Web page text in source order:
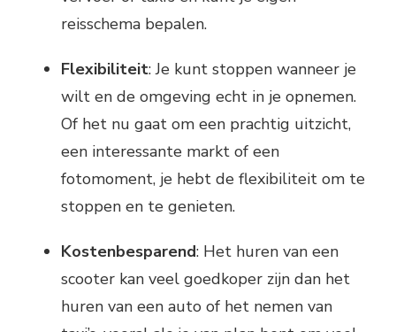
reisschema bepalen.
Flexibiliteit: Je kunt stoppen wanneer je
wilt en de omgeving echt in je opnemen.
Of het nu gaat om een prachtig uitzicht,
een interessante markt of een
fotomoment, je hebt de flexibiliteit om te
stoppen en te genieten.
Kostenbesparend: Het huren van een
scooter kan veel goedkoper zijn dan het
huren van een auto of het nemen van